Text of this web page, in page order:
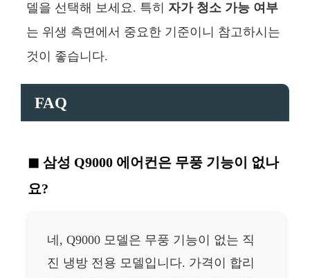
델을 선택해 보세요. 특히 자가 청소 가능 여부
는 위생 측면에서 중요한 기준이니 참고하시는
것이 좋습니다.
FAQ
삼성 Q9000 에어컨은 무풍 기능이 없나
요?
네, Q9000 모델은 무풍 기능이 없는 직
진 냉방 전용 모델입니다. 가격이 합리